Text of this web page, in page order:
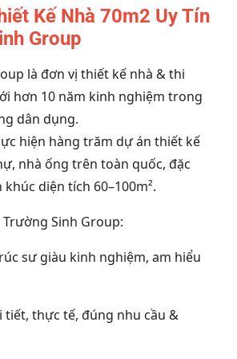
Kế Nhà 70m2 Uy Tín
Group
là đơn vị thiết kế nhà & thi
hơn 10 năm kinh nghiệm trong
dân dụng.
hiện hàng trăm dự án thiết kế
nhà ống trên toàn quốc, đặc
diện tích 60–100m².
Sinh Group:
sư giàu kinh nghiệm, am hiểu
tiết, thực tế, đúng nhu cầu &